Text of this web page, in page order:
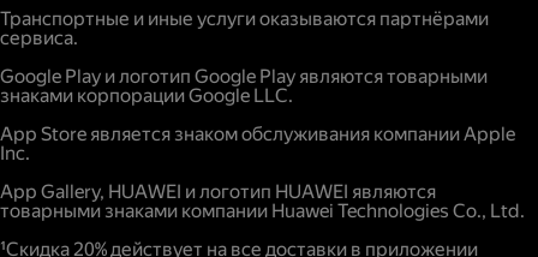
Транспортные и иные услуги оказываются партнёрами
сервиса.
Google Play и логотип Google Play являются товарными
знаками корпорации Google LLC.
App Store является знаком обслуживания компании Apple
Inc.
App Gallery, HUAWEI и логотип HUAWEI являются
товарными знаками компании Huawei Technologies Co., Ltd.
¹Скидка 20% действует на все доставки в приложении